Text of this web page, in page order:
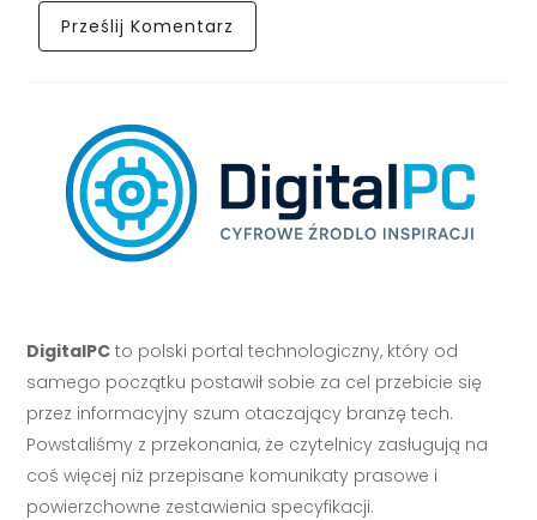
DigitalPC to polski portal technologiczny, który od
samego początku postawił sobie za cel przebicie się
przez informacyjny szum otaczający branżę tech.
Powstaliśmy z przekonania, że czytelnicy zasługują na
coś więcej niż przepisane komunikaty prasowe i
powierzchowne zestawienia specyfikacji.